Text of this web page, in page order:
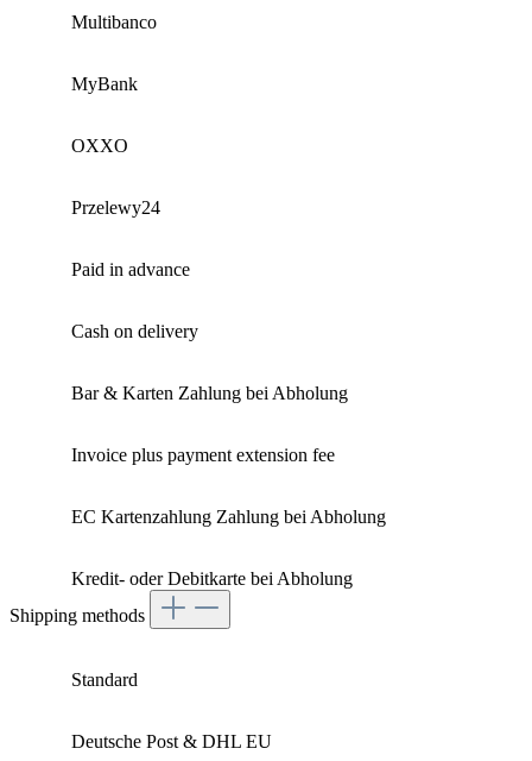
Multibanco
MyBank
OXXO
Przelewy24
Paid in advance
Cash on delivery
Bar & Karten Zahlung bei Abholung
Invoice plus payment extension fee
EC Kartenzahlung Zahlung bei Abholung
Kredit- oder Debitkarte bei Abholung
Shipping methods
Standard
Deutsche Post & DHL EU